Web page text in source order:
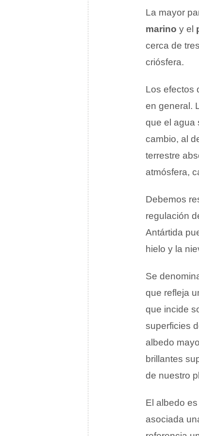
La mayor
marino y el
cerca de
criósfera.
Los efectos
en general.
que el agua
cambio, al
terrestre
atmósfera,
Debemos
regulación
Antártida
hielo y la
Se
que refleja
que incide
superficies
albedo
brillantes
de nuestro
El albedo
asociada